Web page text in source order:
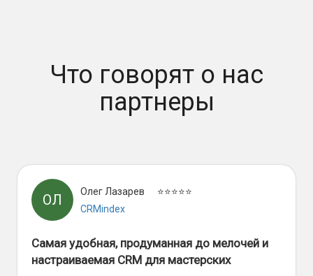
Что говорят о нас
партнеры
ОЛ
Олег Лазарев
⭐⭐⭐⭐⭐
CRMindex
Самая удобная, продуманная до мелочей и
настраиваемая CRM для мастерских